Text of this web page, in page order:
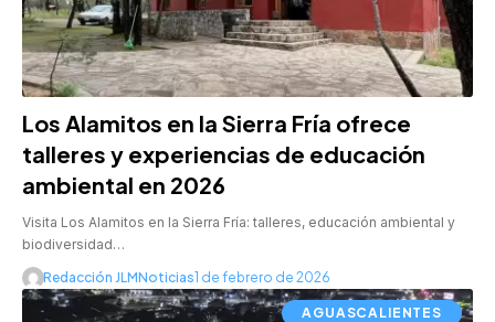
Los Alamitos en la Sierra Fría ofrece
talleres y experiencias de educación
ambiental en 2026
Visita Los Alamitos en la Sierra Fría: talleres, educación ambiental y
biodiversidad…
Redacción JLMNoticias1 de febrero de 2026
AGUASCALIENTES